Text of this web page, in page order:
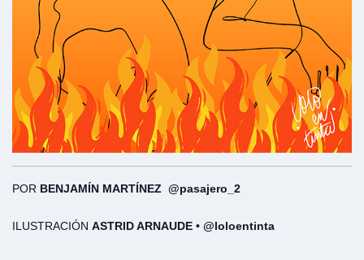
POR BENJAMÍN MARTÍNEZ @pasajero_2
ILUSTRACIÓN ASTRID ARNAUDE • @loloentinta